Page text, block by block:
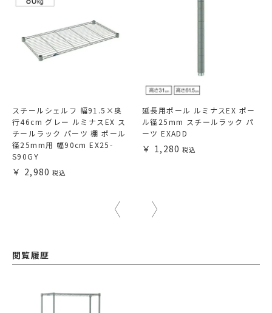
スチールシェルフ 幅91.5×奥
行46cm グレー ルミナスEX ス
チールラック パーツ 棚 ポール
径25mm用 幅90cm EX25-
S90GY
2,980
延長用ポール ルミナスEX ポー
ル径25mm スチールラック パ
ーツ EXADD
1,280
閲覧履歴